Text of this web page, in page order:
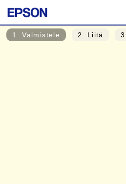
1 . Valmistele 2 . Liitä 3